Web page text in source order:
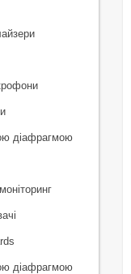
діафрагмою
діафрагмою